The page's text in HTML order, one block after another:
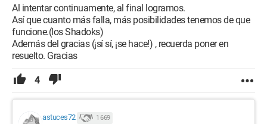
Al intentar continuamente, al final logramos.
Así que cuanto más falla, más posibilidades tenemos de que
funcione.(los Shadoks)
Además del gracias (¡sí sí, ¡se hace!) , recuerda poner en
resuelto. Gracias
4
astuces72 1 669